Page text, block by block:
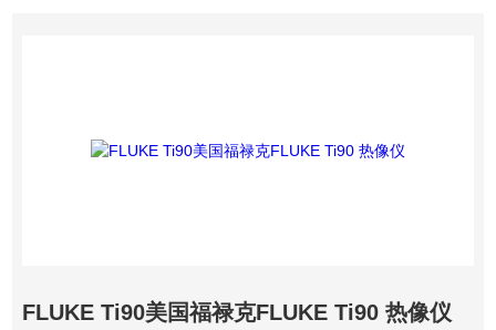
FLUKE Ti90美国福禄克FLUKE Ti90 热像仪